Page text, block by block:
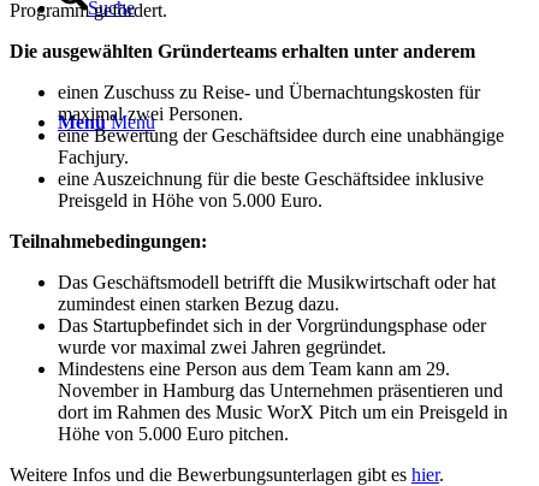
Suche
Menü Menü
Programm gefördert.
Die ausgewählten Gründerteams erhalten unter anderem
einen Zuschuss zu Reise- und Übernachtungskosten für
maximal zwei Personen.
eine Bewertung der Geschäftsidee durch eine unabhängige
Fachjury.
eine Auszeichnung für die beste Geschäftsidee inklusive
Preisgeld in Höhe von 5.000 Euro.
Teilnahmebedingungen:
Das Geschäftsmodell betrifft die Musikwirtschaft oder hat
zumindest einen starken Bezug dazu.
Das Startupbefindet sich in der Vorgründungsphase oder
wurde vor maximal zwei Jahren gegründet.
Mindestens eine Person aus dem Team kann am 29.
November in Hamburg das Unternehmen präsentieren und
dort im Rahmen des Music WorX Pitch um ein Preisgeld in
Höhe von 5.000 Euro pitchen.
Weitere Infos und die Bewerbungsunterlagen gibt es hier.